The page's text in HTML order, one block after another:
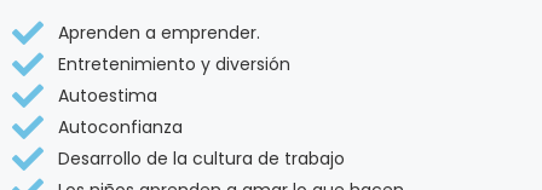
Aprenden a emprender.
Entretenimiento y diversión
Autoestima
Autoconfianza
Desarrollo de la cultura de trabajo